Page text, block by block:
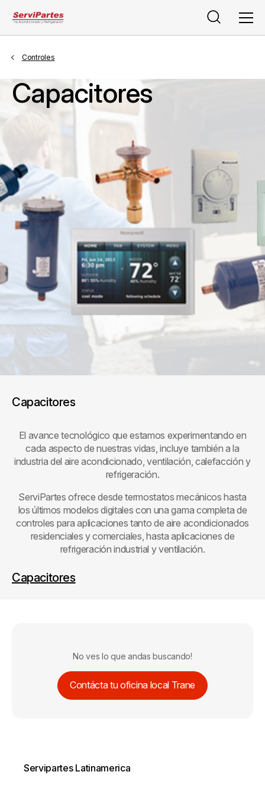
Buscar
Controles
Capacitores
Capacitores
El avance tecnológico que estamos experimentando en
cada aspecto de nuestras vidas, incluye también a la
industria del aire acondicionado, ventilación, calefacción y
refrigeración.
ServiPartes ofrece desde termostatos mecánicos hasta
los últimos modelos digitales con una gama completa de
controles para aplicaciones tanto de aire acondicionados
residenciales y comerciales, hasta aplicaciones de
refrigeración industrial y ventilación.
Capacitores
No ves lo que andas buscando!
Contácta tu oficina local Trane
Servipartes Latinamerica